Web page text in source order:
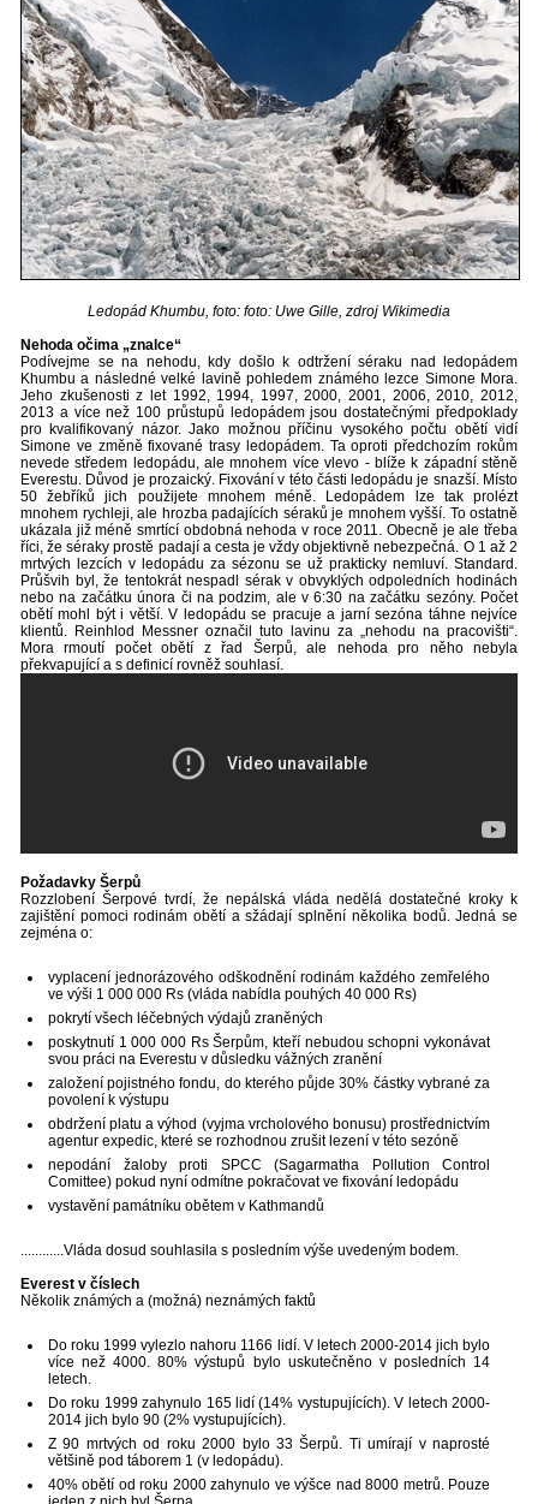
Ledopád Khumbu, foto: foto: Uwe Gille, zdroj Wikimedia
Nehoda očima „znalce“
Podívejme se na nehodu, kdy došlo k odtržení séraku nad ledopádem
Khumbu a následné velké lavině pohledem známého lezce Simone Mora.
Jeho zkušenosti z let 1992, 1994, 1997, 2000, 2001, 2006, 2010, 2012,
2013 a více než 100 průstupů ledopádem jsou dostatečnými předpoklady
pro kvalifikovaný názor. Jako možnou příčinu vysokého počtu obětí vidí
Simone ve změně fixované trasy ledopádem. Ta oproti předchozím rokům
nevede středem ledopádu, ale mnohem více vlevo - blíže k západní stěně
Everestu. Důvod je prozaický. Fixování v této části ledopádu je snazší. Místo
50 žebříků jich použijete mnohem méně. Ledopádem lze tak prolézt
mnohem rychleji, ale hrozba padajících séraků je mnohem vyšší. To ostatně
ukázala již méně smrtící obdobná nehoda v roce 2011. Obecně je ale třeba
říci, že séraky prostě padají a cesta je vždy objektivně nebezpečná. O 1 až 2
mrtvých lezcích v ledopádu za sézonu se už prakticky nemluví. Standard.
Průšvih byl, že tentokrát nespadl sérak v obvyklých odpoledních hodinách
nebo na začátku února či na podzim, ale v 6:30 na začátku sezóny. Počet
obětí mohl být i větší. V ledopádu se pracuje a jarní sezóna táhne nejvíce
klientů. Reinhlod Messner označil tuto lavinu za „nehodu na pracovišti“.
Mora rmoutí počet obětí z řad Šerpů, ale nehoda pro něho nebyla
překvapující a s definicí rovněž souhlasí.
Požadavky Šerpů
Rozzlobení Šerpové tvrdí, že nepálská vláda nedělá dostatečné kroky k
zajištění pomoci rodinám obětí a sžádají splnění několika bodů. Jedná se
zejména o:
vyplacení jednorázového odškodnění rodinám každého zemřelého
ve výši 1 000 000 Rs (vláda nabídla pouhých 40 000 Rs)
pokrytí všech léčebných výdajů zraněných
poskytnutí 1 000 000 Rs Šerpům, kteří nebudou schopni vykonávat
svou práci na Everestu v důsledku vážných zranění
založení pojistného fondu, do kterého půjde 30% částky vybrané za
povolení k výstupu
obdržení platu a výhod (vyjma vrcholového bonusu) prostřednictvím
agentur expedic, které se rozhodnou zrušit lezení v této sezóně
nepodání žaloby proti SPCC (Sagarmatha Pollution Control
Comittee) pokud nyní odmítne pokračovat ve fixování ledopádu
vystavění památníku obětem v Kathmandů
............Vláda dosud souhlasila s posledním výše uvedeným bodem.
Everest v číslech
Několik známých a (možná) neznámých faktů
Do roku 1999 vylezlo nahoru 1166 lidí. V letech 2000-2014 jich bylo
více než 4000. 80% výstupů bylo uskutečněno v posledních 14
letech.
Do roku 1999 zahynulo 165 lidí (14% vystupujících). V letech 2000-
2014 jich bylo 90 (2% vystupujících).
Z 90 mrtvých od roku 2000 bylo 33 Šerpů. Ti umírají v naprosté
většině pod táborem 1 (v ledopádu).
40% obětí od roku 2000 zahynulo ve výšce nad 8000 metrů. Pouze